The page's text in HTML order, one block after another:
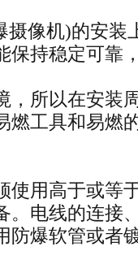
摄像机)的安装
保持稳定可靠
，所以在安装
燃工具和易燃
使用高于或等
。电线的连接
防爆软管或者